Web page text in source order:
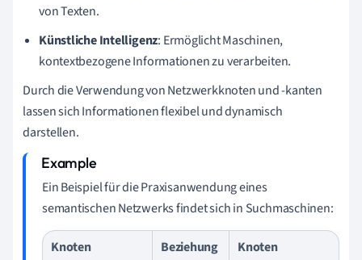
von Texten.
Künstliche Intelligenz: Ermöglicht Maschinen,
kontextbezogene Informationen zu verarbeiten.
Durch die Verwendung von Netzwerkknoten und -kanten
lassen sich Informationen flexibel und dynamisch
darstellen.
Ein Beispiel für die Praxisanwendung eines
semantischen Netzwerks findet sich in Suchmaschinen:
Knoten Beziehung Knoten